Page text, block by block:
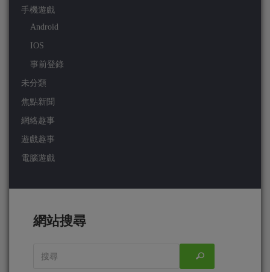
手機遊戲
Android
IOS
事前登錄
未分類
焦點新聞
網絡趣事
遊戲趣事
電腦遊戲
網站搜尋